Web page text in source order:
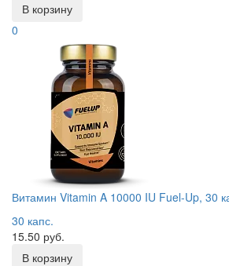
В корзину
0
Витамин Vitamin A 10000 IU Fuel-Up, 30
30 капс.
15.50 руб.
В корзину